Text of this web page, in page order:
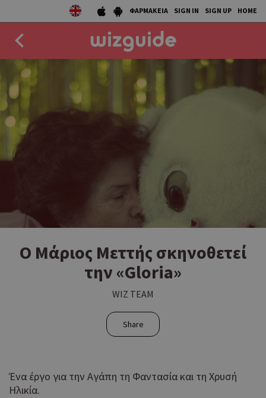
ΦΑΡΜΑΚΕΙΑ SIGN IN SIGN UP HOME
EAT
DRINK
50 BEST
AGENDA
STORIES
Ο Μάριος Μεττής σκηνοθετεί
την «Gloria»
WIZ TEAM
Share
Ένα έργο για την Αγάπη τη Φαντασία και τη Χρυσή
Ηλικία.